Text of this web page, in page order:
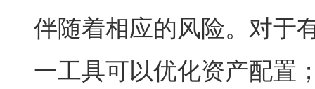
伴随着相应的风险。对于
一工具可以优化资产配置